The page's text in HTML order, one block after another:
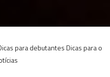
para debutantes Dicas para o